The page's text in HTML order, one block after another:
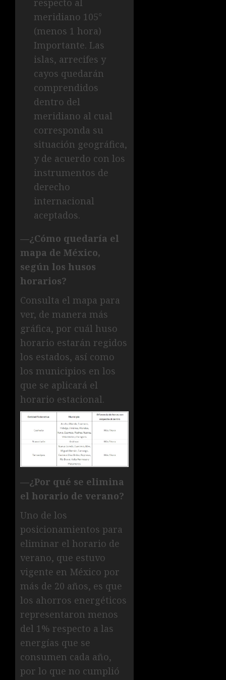
respecto al
meridiano 105°
(menos 1 hora)
Importante. Las
islas, arrecifes y
cayos quedarán
comprendidos
dentro del
meridiano al cual
corresponda su
situación geográfica,
y de acuerdo con los
instrumentos de
derecho
internacional
aceptados.
—¿Cómo quedaría el
mapa de México,
según los husos
horarios?
Consulta el mapa para
ver, de manera más
gráfica, por cuál huso
horario estarán regidos
los estados, así como
los municipios en los
que se aplicará el
horario estacional.
—¿Por qué se elimina
el horario de verano?
Uno de los
posicionamientos para
eliminar el horario de
verano, que estuvo
vigente en México por
más de 20 años, es que
los ahorros energéticos
representaron menos
del 1% respecto a las
energías que se
consumen cada año,
por lo que no cumplió